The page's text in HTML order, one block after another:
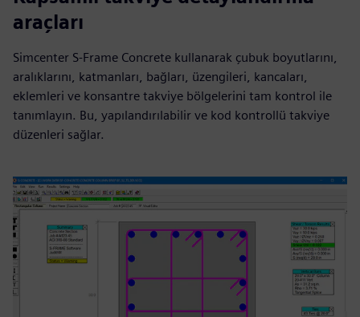
araçları
Simcenter S-Frame Concrete kullanarak çubuk boyutlarını,
aralıklarını, katmanları, bağları, üzengileri, kancaları,
eklemleri ve konsantre takviye bölgelerini tam kontrol ile
tanımlayın. Bu, yapılandırılabilir ve kod kontrollü takviye
düzenleri sağlar.